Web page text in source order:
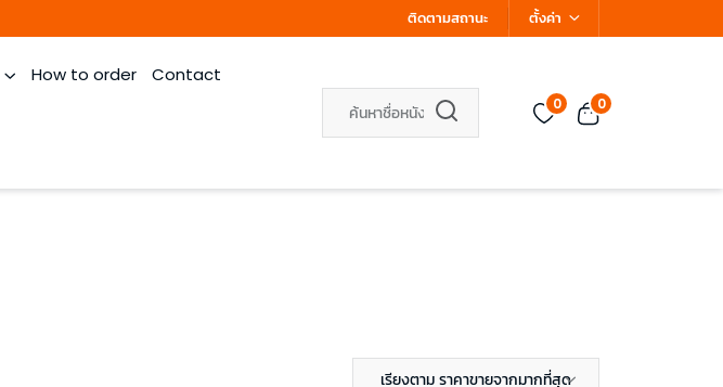
ติดตามสถานะ ตั้งค่า
How to order Contact
0 0
เรียงตาม ราคาขายจากมากที่สุด